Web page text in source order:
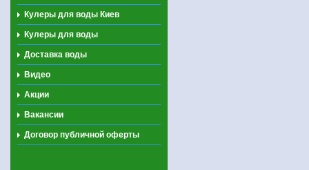
Кулеры для воды Киев
Кулеры для воды
Доставка воды
Видео
Акции
Вакансии
Договор публичной оферты